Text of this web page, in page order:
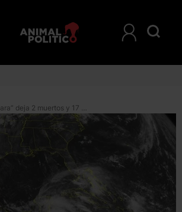
Huracán “Bárbara” deja 2 muertos y 17 desaparecidos en Oaxaca